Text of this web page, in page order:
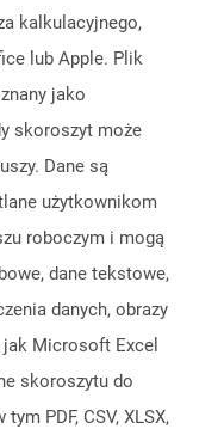
kalkulacyjnego,
lub Apple. Plik
jako
skoroszyt może
Dane są
użytkownikom
roboczym i mogą
dane tekstowe,
danych, obrazy
Microsoft Excel
skoroszytu do
PDF, CSV, XLSX,